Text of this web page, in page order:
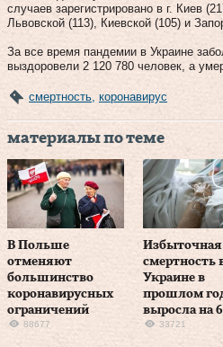
случаев зарегистрировано в г. Киев
Львовской (113), Киевской (105) и
За все время пандемии в Украине
выздоровели 2 120 780 человек, а
смертность коронавирус
материалы по теме
В Польше
отменяют
большинство
коронавирусных
ограничений
88677
Избыточная
смертность
Украине в
прошлом
выросла на
33721